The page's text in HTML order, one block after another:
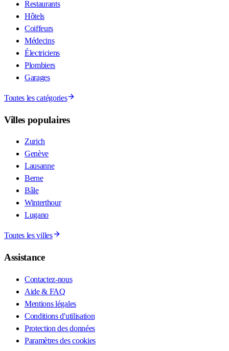
Restaurants
Hôtels
Coiffeurs
Médecins
Électriciens
Plombiers
Garages
Toutes les catégories
Villes populaires
Zurich
Genève
Lausanne
Berne
Bâle
Winterthour
Lugano
Toutes les villes
Assistance
Contactez-nous
Aide & FAQ
Mentions légales
Conditions d'utilisation
Protection des données
Paramètres des cookies